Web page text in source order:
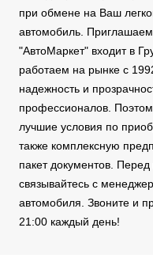
при обмене на Ваш
автомобиль.
"АвтоМаркет" входит в
работаем на рынке с
надежность и
профессионалов.
лучшие условия по
также комплексную
пакет документов. Перед
связывайтесь с
автомобиля. Звоните и
21:00 каждый день!